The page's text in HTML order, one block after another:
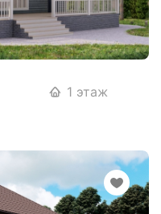
1 этаж